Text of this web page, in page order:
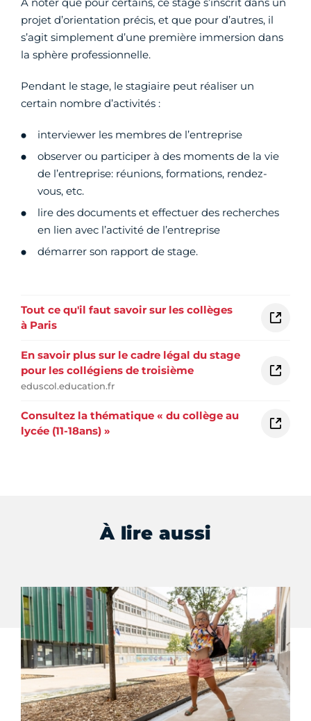
À noter que pour certains, ce stage s’inscrit dans un
projet d’orientation précis, et que pour d’autres, il
s’agit simplement d’une première immersion dans
la sphère professionnelle.
Pendant le stage, le stagiaire peut réaliser un
certain nombre d’activités :
interviewer les membres de l’entreprise
observer ou participer à des moments de la vie
de l’entreprise: réunions, formations, rendez-
vous, etc.
lire des documents et effectuer des recherches
en lien avec l’activité de l’entreprise
démarrer son rapport de stage.
Tout ce qu'il faut savoir sur les collèges
à Paris
En savoir plus sur le cadre légal du stage
pour les collégiens de troisième
eduscol.education.fr
Consultez la thématique « du collège au
lycée (11-18ans) »
À lire aussi